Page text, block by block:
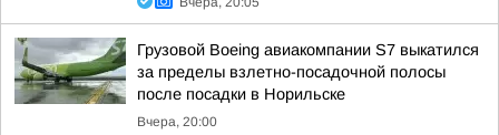
Грузовой Boeing авиакомпании S7 выкатился
за пределы взлетно-посадочной полосы
после посадки в Норильске
Вчера, 20:00